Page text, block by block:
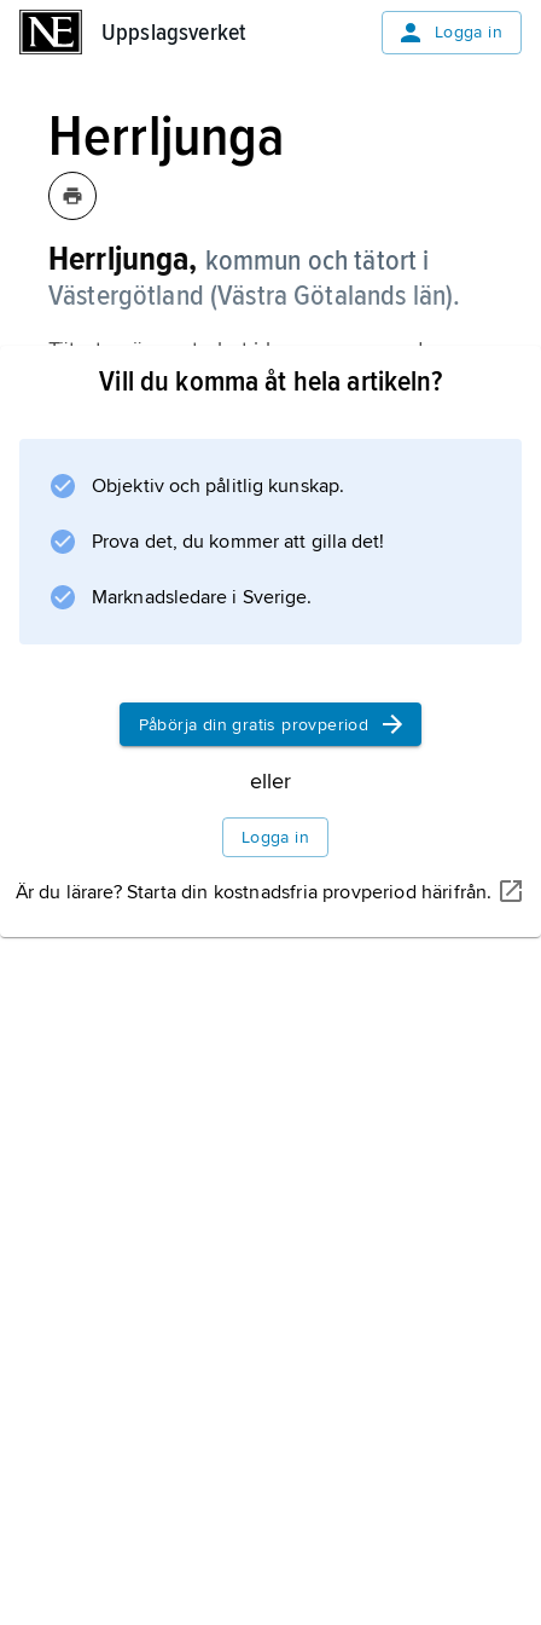
Uppslagsverket Logga in
Herrljunga
Herrljunga, kommun och tätort i
Västergötland (Västra Götalands län).
Tätorten är centralort i kommunen med
samma namn.
Tätorten
Vill du komma åt hela artikeln?
Objektiv och pålitlig kunskap.
Prova det, du kommer att gilla det!
Marknadsledare i Sverige.
Påbörja din gratis provperiod
eller
Logga in
Är du lärare? Starta din kostnadsfria provperiod härifrån.